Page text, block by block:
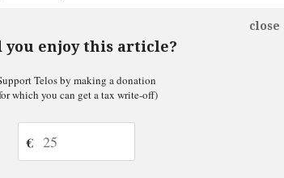
you enjoy this article?
close
Telos by making a donation
which you can get a tax write-off)
€